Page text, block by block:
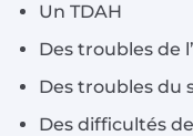
Un TDAH
Des troubles de
Des troubles du
Des difficultés